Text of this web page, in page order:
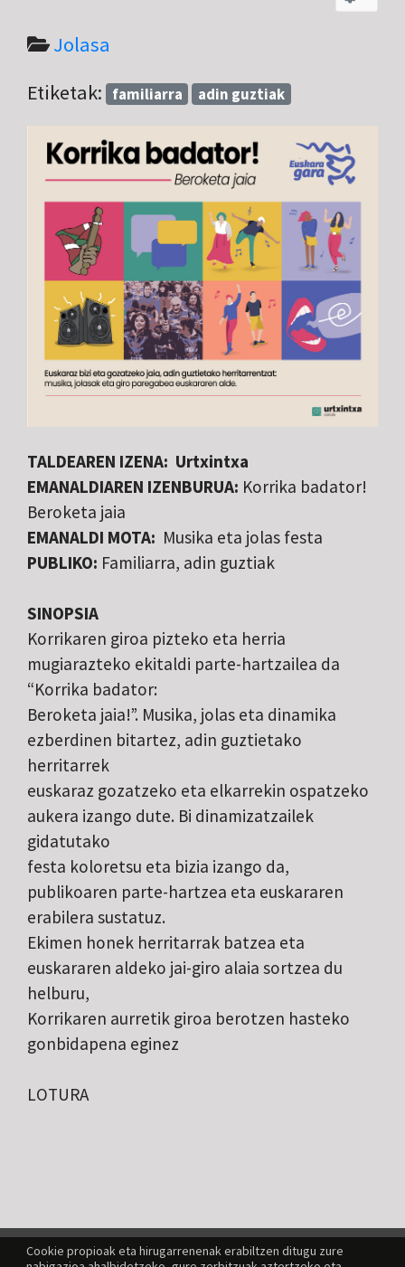
Cookie propioak eta hirugarrenenak erabiltzen ditugu zure
Jolasa
Etiketak: familiarra adin guztiak
TALDEAREN IZENA: Urtxintxa
EMANALDIAREN IZENBURUA: Korrika badator!
Beroketa jaia
EMANALDI MOTA: Musika eta jolas festa
PUBLIKO: Familiarra, adin guztiak
SINOPSIA
Korrikaren giroa pizteko eta herria
mugiarazteko ekitaldi parte-hartzailea da
“Korrika badator:
Beroketa jaia!”. Musika, jolas eta dinamika
ezberdinen bitartez, adin guztietako
herritarrek
euskaraz gozatzeko eta elkarrekin ospatzeko
aukera izango dute. Bi dinamizatzailek
gidatutako
festa koloretsu eta bizia izango da,
publikoaren parte-hartzea eta euskararen
erabilera sustatuz.
Ekimen honek herritarrak batzea eta
euskararen aldeko jai-giro alaia sortzea du
helburu,
Korrikaren aurretik giroa berotzen hasteko
gonbidapena eginez
LOTURA